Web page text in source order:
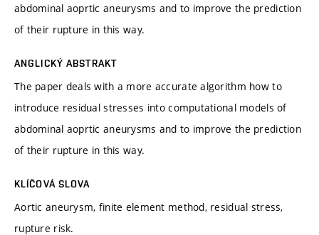
abdominal aoprtic aneurysms and to improve the prediction
of their rupture in this way.
ANGLICKÝ ABSTRAKT
The paper deals with a more accurate algorithm how to
introduce residual stresses into computational models of
abdominal aoprtic aneurysms and to improve the prediction
of their rupture in this way.
KLÍČOVÁ SLOVA
Aortic aneurysm, finite element method, residual stress,
rupture risk.